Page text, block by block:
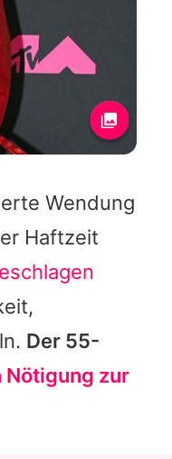
Wendung
Haftzeit
Der 55-
Nötigung zur